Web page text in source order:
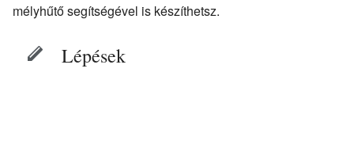
mélyhűtő segítségével is készíthetsz.
Lépések